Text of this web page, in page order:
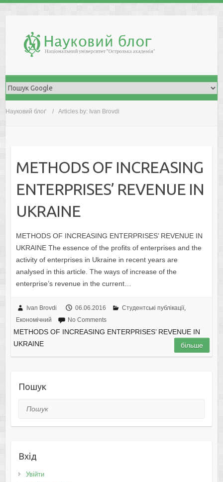
Науковий блоґ Articles by: Ivan Brovdi
METHODS OF INCREASING
ENTERPRISES’ REVENUE IN
UKRAINE
METHODS OF INCREASING ENTERPRISES’ REVENUE IN
UKRAINE The essence of the profits of enterprises and the
activity of enterprises in Ukraine in recent years are
analysed in this article. The ways of increase of the
enterprise’s revenue in the current…
Ivan Brovdi 06.06.2016 Студентські публікації,
Економічний
No Comments
METHODS OF INCREASING ENTERPRISES’ REVENUE IN
UKRAINE
більше
Пошук
Пошук
Вхід
Увійти